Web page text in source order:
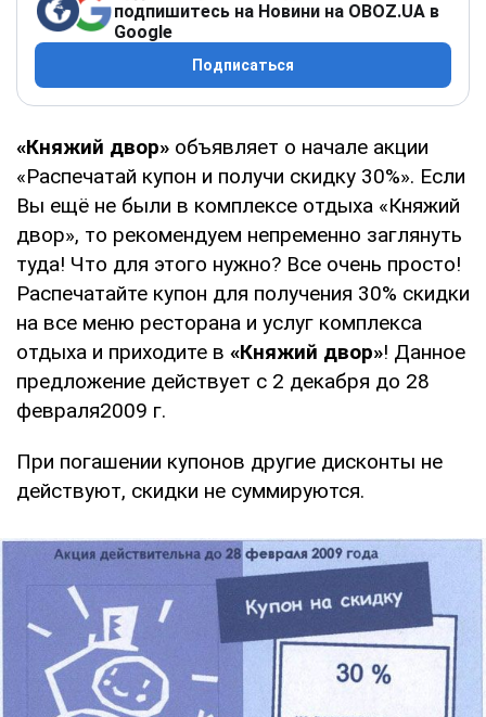
подпишитесь на Новини на OBOZ.UA в
Google
Подписаться
«Княжий двор» объявляет о начале акции
«Распечатай купон и получи скидку 30%». Если
Вы ещё не были в комплексе отдыха «Княжий
двор», то рекомендуем непременно заглянуть
туда! Что для этого нужно? Все очень просто!
Распечатайте купон для получения 30% скидки
на все меню ресторана и услуг комплекса
отдыха и приходите в «Княжий двор»! Данное
предложение действует с 2 декабря до 28
февраля2009 г.
При погашении купонов другие дисконты не
действуют, скидки не суммируются.